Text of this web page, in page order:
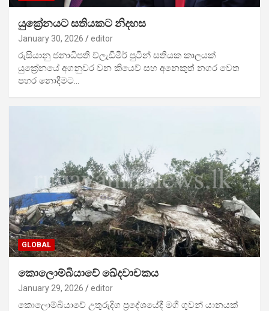
යුක්‍රේනයට සතියකට නිදහස
January 30, 2026 editor
රුසියානු ජනාධිපති ව්ලැඩිමීර් පුටින් සතියක කාලයක්
යුක්‍රේනයේ අගනුවර වන කියෙව් සහ අනෙකුත් නගර වෙත
පහර නොදීමට…
GLOBAL
කොලොම්බියාවේ ඛේදවාචකය
January 29, 2026 editor
කොලොම්බියාවේ උතුරුදිග ප්‍රදේශයේදී මගී ගුවන් යානයක්